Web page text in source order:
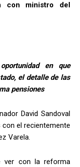
con ministro del
en que
el detalle de las
pensiones
David Sandoval
con el recientemente
Varela.
ver con la reforma